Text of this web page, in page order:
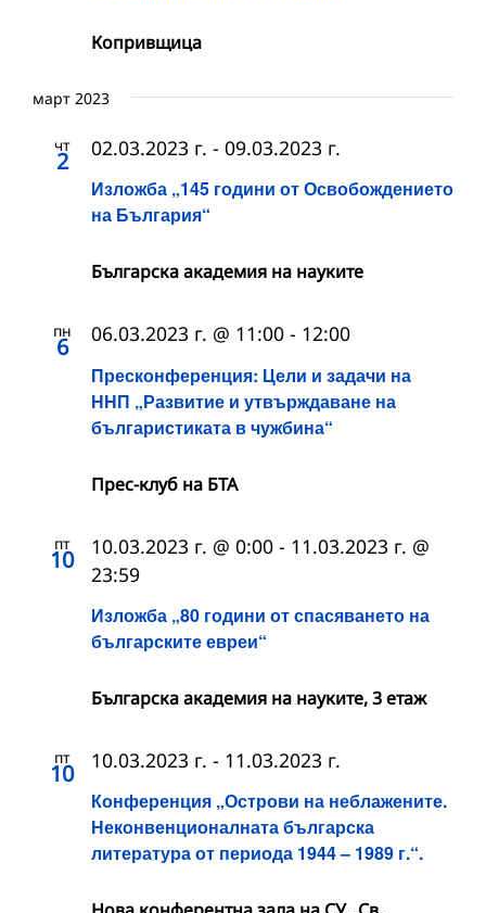
Копривщица
март 2023
чт
2
Изложба „145 години от Освобождението
на България“
02.03.2023 г. - 09.03.2023 г.
Българска академия на науките
пн
6
Пресконференция: Цели и задачи на
ННП „Развитие и утвърждаване на
българистиката в чужбина“
06.03.2023 г. @ 11:00 - 12:00
Прес-клуб на БТА
пт
10
Изложба „80 години от спасяването на
българските евреи“
10.03.2023 г. @ 0:00 - 11.03.2023 г. @
23:59
Българска академия на науките, 3 етаж
пт
10
Конференция „Острови на неблажените.
Неконвенционалната българска
литература от периода 1944 – 1989 г.“.
10.03.2023 г. - 11.03.2023 г.